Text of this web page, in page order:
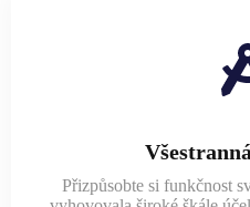
Přizpůsobte si funkčnost